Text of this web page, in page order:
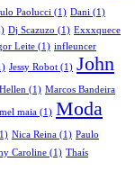
Paolucci (1) Dani (1)
Dj Scazuzo (1) Exxxquece
Leite (1) infleuncer
Jessy Robot (1) John
(1) Marcos Bandeira
mel maia (1) Moda
Nica Reina (1) Paulo
Caroline (1) Thaís